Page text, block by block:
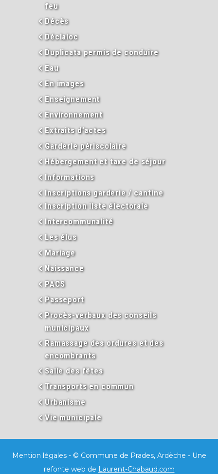
feu
Décès
Déclaloc
Duplicata permis de conduire
Eau
En images
Enseignement
Environnement
Extraits d’actes
Garderie périscolaire
Hébergement et taxe de séjour
Informations
Inscriptions garderie / cantine
Inscription liste électorale
Intercommunalité
Les élus
Mariage
Naissance
PACS
Passeport
Procès-verbaux des conseils
municipaux
Ramassage des ordures et des
encombrants
Salle des fêtes
Transports en commun
Urbanisme
Vie municipale
Mention légales- © Commune de Prades, Ardèche - Une
refonte web de Laurent-Chabaud.com